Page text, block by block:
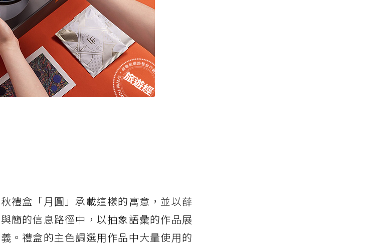
禮盒「月圓」承載這樣的寓意，並以薛
簡的信息路徑中，以抽象語彙的作品展
。禮盒的主色調選用作品中大量使用的